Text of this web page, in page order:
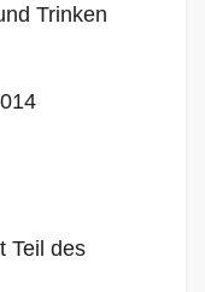
Trinken
Teil des